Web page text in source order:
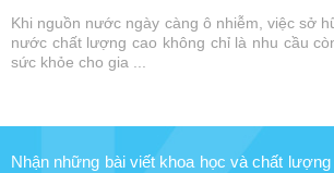
Khi nguồn nước ngày càng ô nhiễm, việc sở
nước chất lượng cao không chỉ là nhu cầu
sức khỏe cho gia ...
Nhận những bài viết khoa học và chất